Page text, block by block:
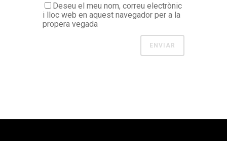
Deseu el meu nom, correu electrònic
i lloc web en aquest navegador per a la
propera vegada